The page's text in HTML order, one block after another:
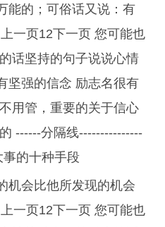
能的；可俗话又说：有
一页12下一页 您可能也
话坚持的句子说说心情
坚强的信念 励志名很有
用管，重要的关于信心
------分隔线---------------
的十种手段
机会比他所发现的机会
一页12下一页 您可能也